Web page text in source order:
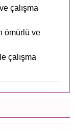
çalışma
ömürlü ve
çalışma